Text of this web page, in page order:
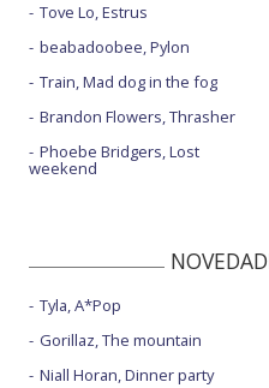
Tove Lo, Estrus
beabadoobee, Pylon
Train, Mad dog in the fog
Brandon Flowers, Thrasher
Phoebe Bridgers, Lost
weekend
Tyla, A*Pop
Gorillaz, The mountain
Niall Horan, Dinner party